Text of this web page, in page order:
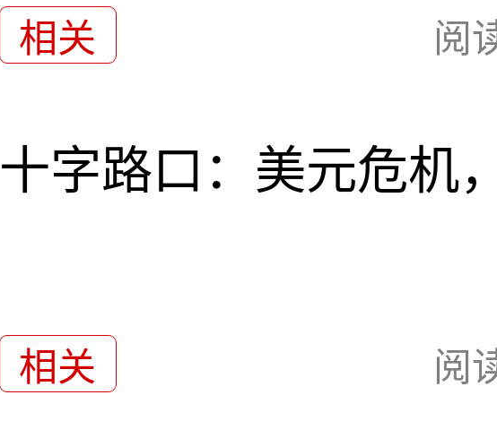
相关 阅
十字路口：美元危机
相关 阅